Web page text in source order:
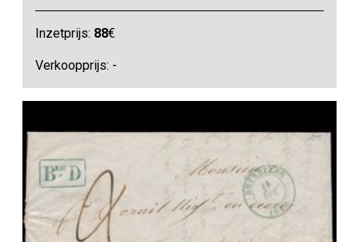
Inzetprijs: 88€
Verkoopprijs: -